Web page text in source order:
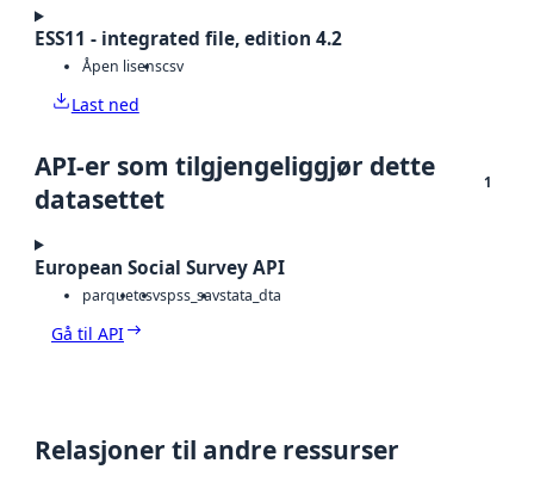
ESS11 - integrated file, edition 4.2
Åpen lisenscsv
Last ned
API-er som tilgjengeliggjør dette
datasettet
1
European Social Survey API
parquetcsvspss_savstata_dta
Gå til API
Relasjoner til andre ressurser